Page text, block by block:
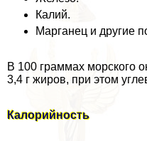
Калий.
Марганец и другие
В 100 граммах морского
3,4 г жиров, при этом
Калорийность